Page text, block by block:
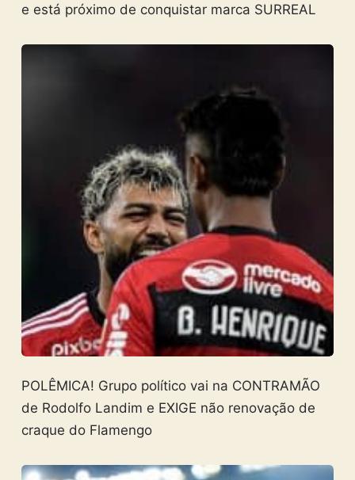
e está próximo de conquistar marca SURREAL
POLÊMICA! Grupo político vai na CONTRAMÃO
de Rodolfo Landim e EXIGE não renovação de
craque do Flamengo